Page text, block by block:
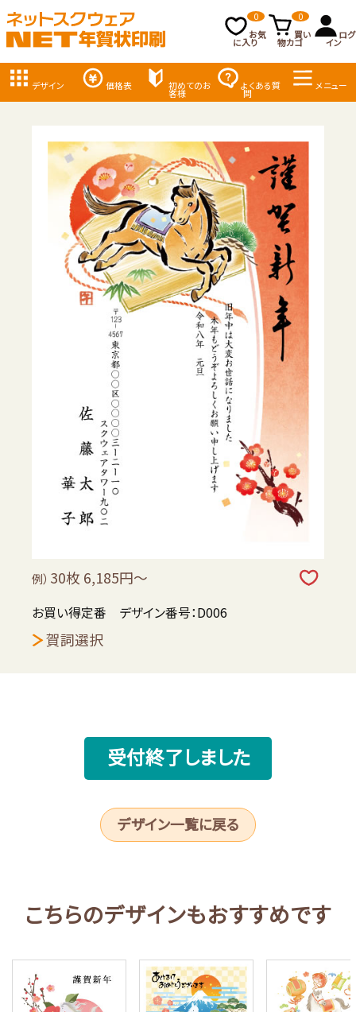
お気
に入り
0
買い
物カゴ
0
ログ
イン
デザイン 価格表 初めてのお
客様
よくある質
問
メニュー
例） 30枚 6,185円～
お買い得定番 デザイン番号：D006
賀詞選択
受付終了しました
デザイン一覧に戻る
こちらのデザインもおすすめです